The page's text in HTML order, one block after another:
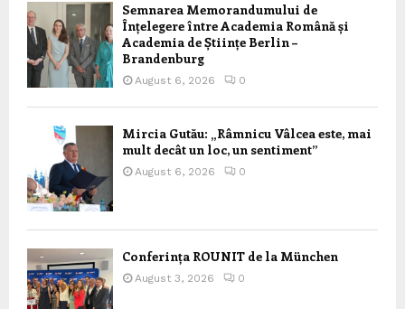
Semnarea Memorandumului de
Înțelegere între Academia Română și
Academia de Științe Berlin –
Brandenburg
August 6, 2026 0
Mircia Gutău: „Râmnicu Vâlcea este, mai
mult decât un loc, un sentiment”
August 6, 2026 0
Conferința ROUNIT de la München
August 3, 2026 0